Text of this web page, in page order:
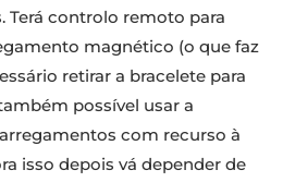
Terá controlo remoto para
magnético (o que faz
retirar a bracelete para
possível usar a
com recurso à
isso depois vá depender de